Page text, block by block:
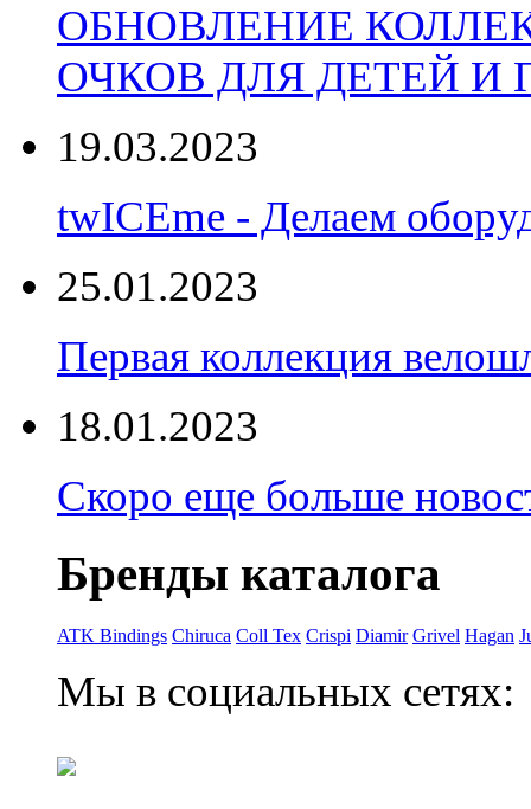
ОБНОВЛЕНИЕ
ОЧКОВ ДЛЯ ДЕТЕЙ И
19.03.2023
twICEme - Делаем
25.01.2023
Первая коллекция
18.01.2023
Скоро еще больше
Бренды каталога
ATK Bindings Chiruca Coll Tex Crispi Diamir Grivel Hagan
Мы в социальных сетях: